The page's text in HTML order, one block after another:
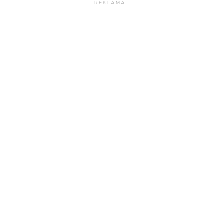
REKLAMA